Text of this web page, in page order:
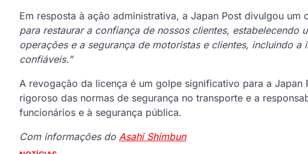
Em resposta à ação administrativa, a Japan Post divulgou um
para restaurar a confiança de nossos clientes, estabelecendo
operações e a segurança de motoristas e clientes, incluindo
confiáveis.”
A revogação da licença é um golpe significativo para a
rigoroso das normas de segurança no transporte e a
funcionários e à segurança pública.
Com informações do Asahi Shimbun